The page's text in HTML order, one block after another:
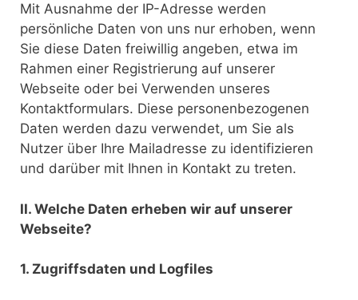
Mit Ausnahme der IP-Adresse werden
persönliche Daten von uns nur erhoben, wenn
Sie diese Daten freiwillig angeben, etwa im
Rahmen einer Registrierung auf unserer
Webseite oder bei Verwenden unseres
Kontaktformulars. Diese personenbezogenen
Daten werden dazu verwendet, um Sie als
Nutzer über Ihre Mailadresse zu identifizieren
und darüber mit Ihnen in Kontakt zu treten.
II. Welche Daten erheben wir auf unserer
Webseite?
1. Zugriffsdaten und Logfiles